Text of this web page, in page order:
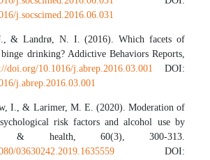
j.socscimed.2016.06.031
& Landrø, N. I. (2016). Which facets of
drinking? Addictive Behaviors Reports,
doi.org/10.1016/j.abrep.2016.03.001 DOI:
j.abrep.2016.03.001
I., & Larimer, M. E. (2020). Moderation of
risk factors and alcohol use by
& health, 60(3), 300-313.
03630242.2019.1635559 DOI: